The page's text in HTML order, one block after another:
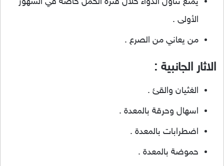
الأولى .
من يعاني من الصرع .
الاثار الجانبية :
الغثيان والقئ .
اسهال وحرقة بالمعدة .
اضطرابات بالمعدة .
حموضة بالمعدة .